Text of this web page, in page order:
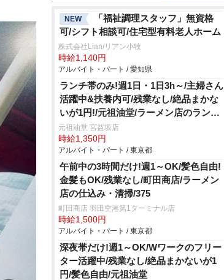
NEW
「福祉調理スタッフ」無資格
可/シフト相談可/住宅型有料老人ホーム
株式会社Lian/リアン小牧
時給1,140円
アルバイト・パート / 愛知県
ランチ帯のみ!週1日・1日3h～/主婦さん
活躍中&扶養内可/残業なし/絶品まかな
いが1円!/元祖油堂/ラーメン店のランチ
スタッフ
元祖油堂 宮益坂店
時給1,350円
アルバイト・パート / 東京都
午前中の3時間だけ!週1～OK/髪色自由!
金髪もOK/残業なし/町田商店/ラーメン
店の仕込み・清掃/375
町田商店 羽田空港第1ターミナル店
時給1,500円
アルバイト・パート / 東京都
深夜帯だけ!週1～OK/Wワークのフリー
ター活躍中/残業なし/絶品まかないが1
円/髪色自由/元祖油堂